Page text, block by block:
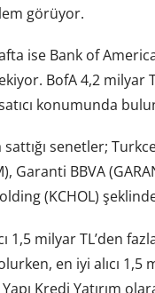
görüyor.
ise Bank of
BofA 4,2 milyar
konumunda
sattığı senetler;
Garanti BBVA
(KCHOL)
1,5 milyar TL’den
en iyi alıcı 1,5
Kredi Yatırım